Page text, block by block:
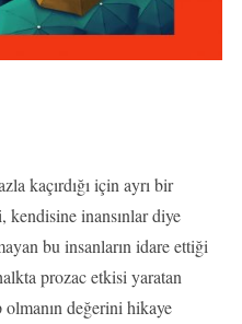
kaçırdığı için ayrı bir
kendisine inansınlar diye
bu insanların idare ettiği
prozac etkisi yaratan
olmanın değerini hikaye